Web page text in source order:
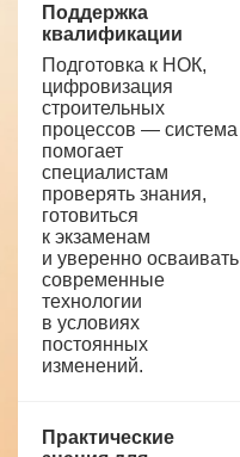
Поддержка
квалификации
Подготовка к НОК,
цифровизация
строительных
процессов — система
помогает
специалистам
проверять знания,
готовиться
к экзаменам
и уверенно осваивать
современные
технологии
в условиях
постоянных
изменений.
Практические